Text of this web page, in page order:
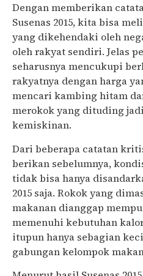
Dengan memberikan
Susenas 2015, kita bisa
yang dikehendaki oleh
oleh rakyat sendiri. Jelas
seharusnya mencukupi
rakyatnya dengan harga
mencari kambing hitam
merokok yang dituding
kemiskinan.
Dari beberapa catatan
berikan sebelumnya,
tidak bisa hanya
2015 saja. Rokok yang
makanan dianggap
memenuhi kebutuhan
itupun hanya sebagian
gabungan kelompok